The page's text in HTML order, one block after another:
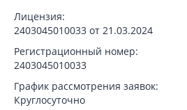
Лицензия:
2403045010033 от 21.03.2024
Регистрационный номер:
2403045010033
График рассмотрения заявок:
Круглосуточно